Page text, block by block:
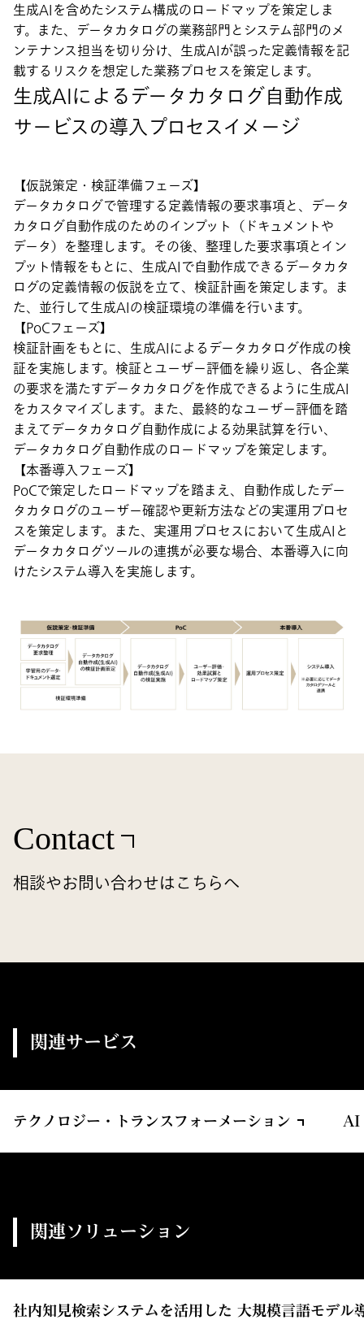
生成AIを含めたシステム構成のロードマップを策定しま
す。また、データカタログの業務部門とシステム部門のメ
ンテナンス担当を切り分け、生成AIが誤った定義情報を記
載するリスクを想定した業務プロセスを策定します。
生成AIによるデータカタログ自動作成
サービスの導入プロセスイメージ
【仮説策定・検証準備フェーズ】
データカタログで管理する定義情報の要求事項と、データ
カタログ自動作成のためのインプット（ドキュメントや
データ）を整理します。その後、整理した要求事項とイン
プット情報をもとに、生成AIで自動作成できるデータカタ
ログの定義情報の仮説を立て、検証計画を策定します。ま
た、並行して生成AIの検証環境の準備を行います。
【PoCフェーズ】
検証計画をもとに、生成AIによるデータカタログ作成の検
証を実施します。検証とユーザー評価を繰り返し、各企業
の要求を満たすデータカタログを作成できるように生成AI
をカスタマイズします。また、最終的なユーザー評価を踏
まえてデータカタログ自動作成による効果試算を行い、
データカタログ自動作成のロードマップを策定します。
【本番導入フェーズ】
PoCで策定したロードマップを踏まえ、自動作成したデー
タカタログのユーザー確認や更新方法などの実運用プロセ
スを策定します。また、実運用プロセスにおいて生成AIと
データカタログツールの連携が必要な場合、本番導入に向
けたシステム導入を実施します。
Contact
相談やお問い合わせはこちらへ
関連サービス
テクノロジー・トランスフォーメーション AI
関連ソリューション
社内知見検索システムを活用した 大規模言語モデ